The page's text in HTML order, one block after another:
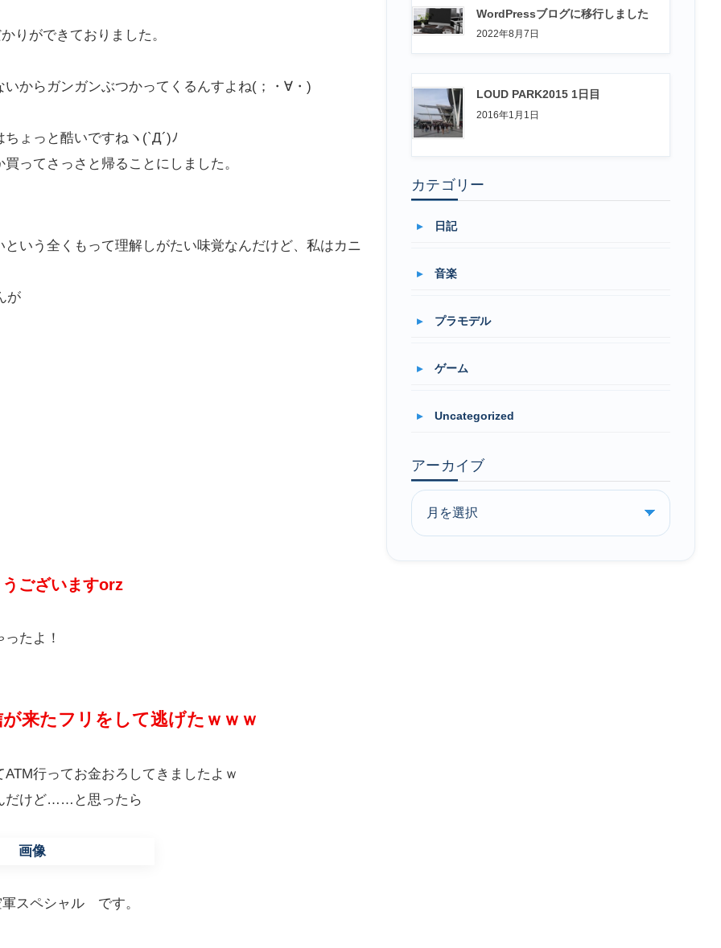
りができておりました。
からガンガンぶつかってくるんすよね(；・∀・)
ょっと酷いですねヽ(`Д´)ﾉ
ってさっさと帰ることにしました。
いう全くもって理解しがたい味覚なんだけど、私はカニ
が
ございますorz
たよ！
来たフリをして逃げたｗｗｗ
行ってお金おろしてきましたよｗ
だけど……と思ったら
スペシャル です。
WordPressブログに移行しました
2022年8月7日
LOUD PARK2015 1日目
2016年1月1日
カテゴリー
日記
音楽
プラモデル
ゲーム
Uncategorized
アーカイブ